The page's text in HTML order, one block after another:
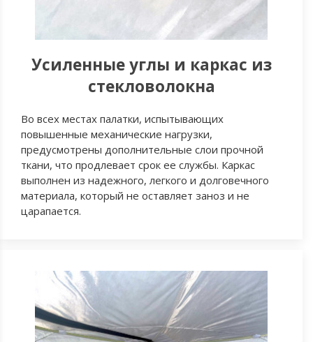
Усиленные углы и каркас из
стекловолокна
Во всех местах палатки, испытывающих
повышенные механические нагрузки,
предусмотрены дополнительные слои прочной
ткани, что продлевает срок ее службы. Каркас
выполнен из надежного, легкого и долговечного
материала, который не оставляет заноз и не
царапается.